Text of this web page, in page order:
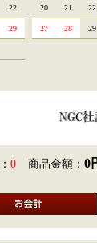
22
29
20 21 22
27 28 29
0 商品金額： 0